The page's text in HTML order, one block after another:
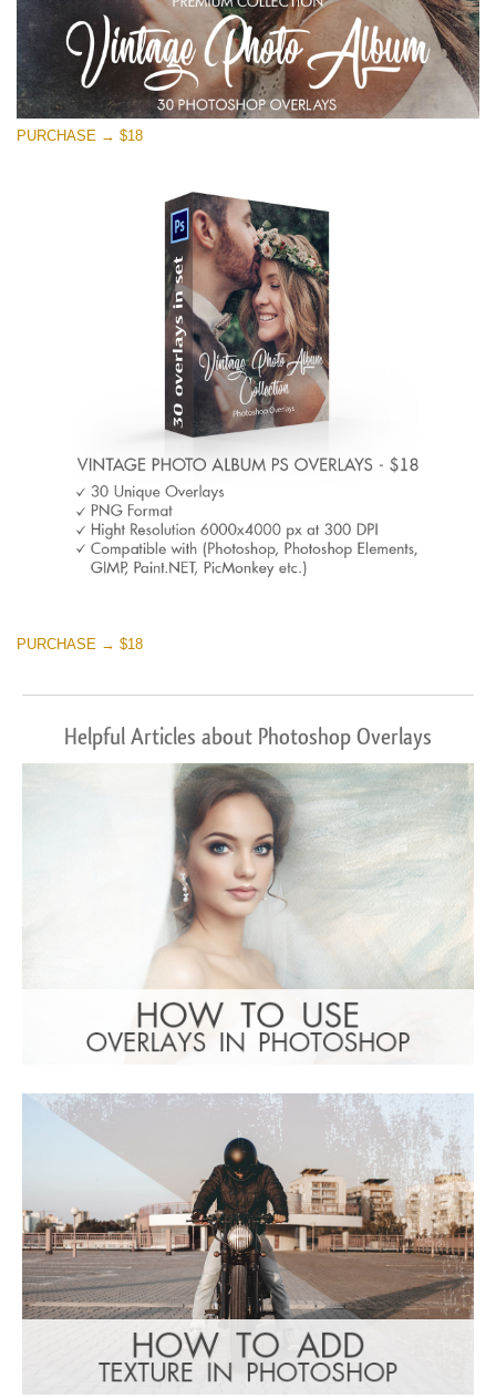
PURCHASE → $18
PURCHASE → $18
Helpful Articles about Photoshop Overlays